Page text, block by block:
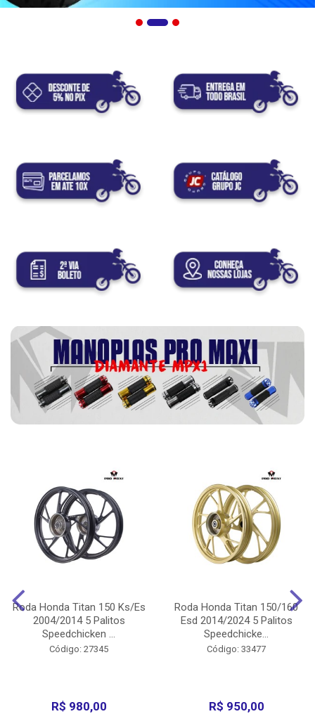
Roda Honda Titan 150 Ks/Es
2004/2014 5 Palitos
Speedchicken ...
Código: 27345
R$ 980,00
Roda Honda Titan 150/160
Esd 2014/2024 5 Palitos
Speedchicke...
Código: 33477
R$ 950,00